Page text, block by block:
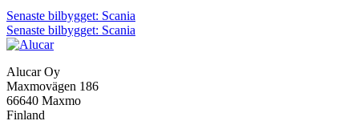
Inläggsnavigering
Senaste bilbygget: Scania
Senaste bilbygget: Scania
Alucar Oy
Maxmovägen 186
66640 Maxmo
Finland